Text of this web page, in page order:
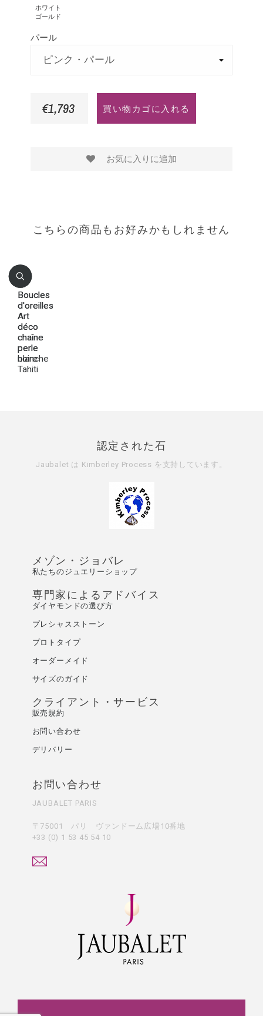
イ
ア
イ
ト
ゴ
ホワイト
ゴールド
ー
ル
パール
€1,793 買い物カゴに入れる
お気に入りに追加
こちらの商品もお好みかもしれません
Boucles
d'oreilles
Art
déco
chaîne
perle
blanche
Boucles
d'oreilles
Art
déco
chaîne
perle
noire
Tahiti
認定された石
Jaubalet は Kimberley Process を支持しています。
メゾン・ジョバレ
私たちのジュエリーショップ
専門家によるアドバイス
ダイヤモンドの選び方
プレシャスストーン
プロトタイプ
オーダーメイド
サイズのガイド
クライアント・サービス
販売規約
お問い合わせ
デリバリー
お問い合わせ
JAUBALET PARIS
〒75001 パリ ヴァンドーム広場10番地
+33 (0) 1 53 45 54 10